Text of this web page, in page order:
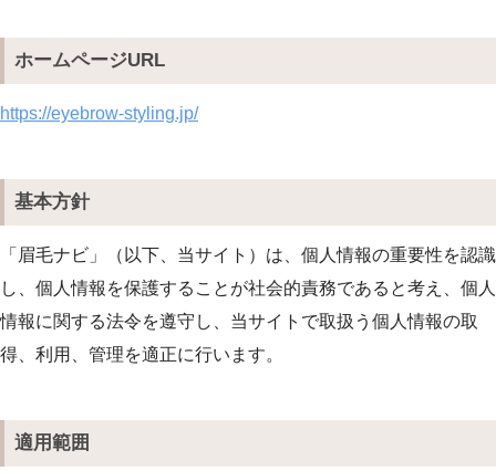
ホームページURL
https://eyebrow-styling.jp/
基本方針
「眉毛ナビ」（以下、当サイト）は、個人情報の重要性を認識
し、個人情報を保護することが社会的責務であると考え、個人
情報に関する法令を遵守し、当サイトで取扱う個人情報の取
得、利用、管理を適正に行います。
適用範囲